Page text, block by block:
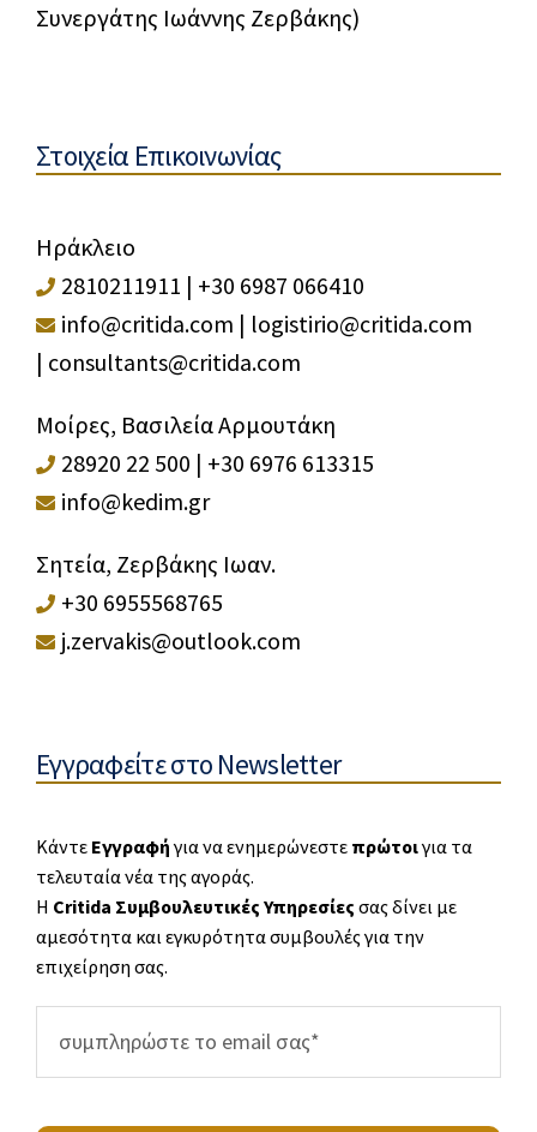
Συνεργάτης Ιωάννης Ζερβάκης)
Στοιχεία Επικοινωνίας
Ηράκλειο
2810211911 | +30 6987 066410
info@critida.com | logistirio@critida.com
| consultants@critida.com
Μοίρες, Βασιλεία Αρμουτάκη
28920 22 500 | +30 6976 613315
info@kedim.gr
Σητεία, Ζερβάκης Ιωαν.
+30 6955568765
j.zervakis@outlook.com
Εγγραφείτε στο Newsletter
Κάντε Εγγραφήγια να ενημερώνεστε πρώτοιγια τα
τελευταία νέα της αγοράς.
Η Critida Συμβουλευτικές Υπηρεσίες σας δίνει με
αμεσότητα και εγκυρότητα συμβουλές για την
επιχείρηση σας.